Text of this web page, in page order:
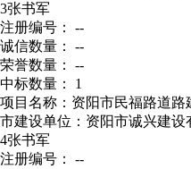
3张书军
注册编号： --
诚信数量： --
荣誉数量： --
中标数量： 1
项目名称：资阳市民福路道路
市建设单位：资阳市诚兴建设
4张书军
注册编号： --